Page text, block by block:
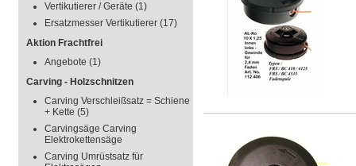
Vertikutierer / Geräte (1)
Ersatzmesser Vertikutierer (17)
Aktion Frachtfrei
Angebote (1)
Carving - Holzschnitzen
Carving Verschleißsatz = Schiene
+ Kette (5)
Carvingsäge Carving
Elektrokettensäge
Carving Umrüstsatz für